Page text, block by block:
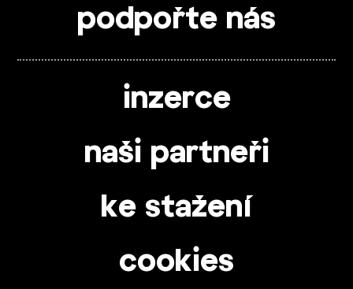
podpořte nás
inzerce
naši partneři
ke stažení
cookies